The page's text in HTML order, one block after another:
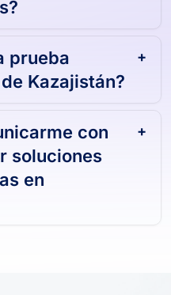
prueba
Kazajistán?
con
soluciones
en